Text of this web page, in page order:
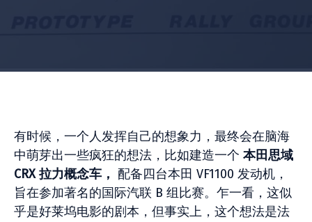
有时候，一个人发挥自己的想象力，最终会在脑海
中萌芽出一些疯狂的想法，比如建造一个 本田思域
CRX 拉力概念车， 配备四台本田 VF1100 发动机，
旨在参加著名的国际汽联 B 组比赛。乍一看，这似
乎是好莱坞电影的剧本，但事实上，这个想法是法